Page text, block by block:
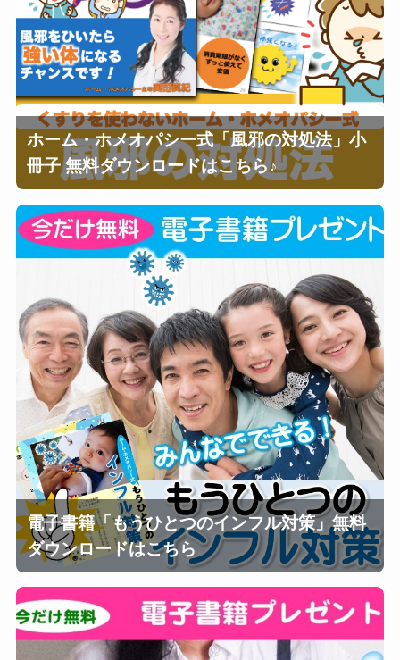
ホーム・ホメオパシー式「風邪の対処法」小
冊子 無料ダウンロードはこちら♪
電子書籍「もうひとつのインフル対策」無料
ダウンロードはこちら